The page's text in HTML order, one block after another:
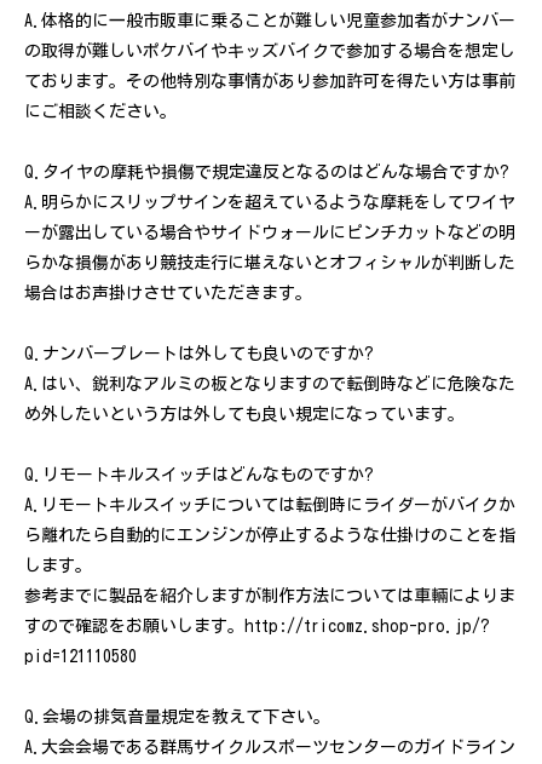
A.体格的に一般市販車に乗ることが難しい児童参加者がナンバー
の取得が難しいポケバイやキッズバイクで参加する場合を想定し
ております。その他特別な事情があり参加許可を得たい方は事前
にご相談ください。
Q.タイヤの摩耗や損傷で規定違反となるのはどんな場合ですか?
A.明らかにスリップサインを超えているような摩耗をしてワイヤ
ーが露出している場合やサイドウォールにピンチカットなどの明
らかな損傷があり競技走行に堪えないとオフィシャルが判断した
場合はお声掛けさせていただきます。
Q.ナンバープレートは外しても良いのですか?
A.はい、鋭利なアルミの板となりますので転倒時などに危険なた
め外したいという方は外しても良い規定になっています。
Q.リモートキルスイッチはどんなものですか?
A.リモートキルスイッチについては転倒時にライダーがバイクか
ら離れたら自動的にエンジンが停止するような仕掛けのことを指
します。
参考までに製品を紹介しますが制作方法については車輛によりま
すので確認をお願いします。http://tricomz.shop-pro.jp/?
pid=121110580
Q.会場の排気音量規定を教えて下さい。
A.大会会場である群馬サイクルスポーツセンターのガイドライン